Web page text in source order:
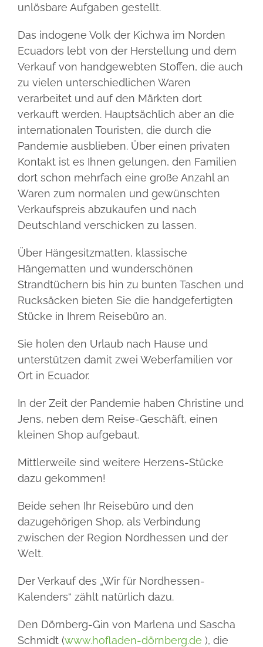
unlösbare Aufgaben gestellt.
Das indogene Volk der Kichwa im Norden
Ecuadors lebt von der Herstellung und dem
Verkauf von handgewebten Stoffen, die auch
zu vielen unterschiedlichen Waren
verarbeitet und auf den Märkten dort
verkauft werden. Hauptsächlich aber an die
internationalen Touristen, die durch die
Pandemie ausblieben. Über einen privaten
Kontakt ist es Ihnen gelungen, den Familien
dort schon mehrfach eine große Anzahl an
Waren zum normalen und gewünschten
Verkaufspreis abzukaufen und nach
Deutschland verschicken zu lassen.
Über Hängesitzmatten, klassische
Hängematten und wunderschönen
Strandtüchern bis hin zu bunten Taschen und
Rucksäcken bieten Sie die handgefertigten
Stücke in Ihrem Reisebüro an.
Sie holen den Urlaub nach Hause und
unterstützen damit zwei Weberfamilien vor
Ort in Ecuador.
In der Zeit der Pandemie haben Christine und
Jens, neben dem Reise-Geschäft, einen
kleinen Shop aufgebaut.
Mittlerweile sind weitere Herzens-Stücke
dazu gekommen!
Beide sehen Ihr Reisebüro und den
dazugehörigen Shop, als Verbindung
zwischen der Region Nordhessen und der
Welt.
Der Verkauf des „Wir für Nordhessen-
Kalenders“ zählt natürlich dazu.
Den Dörnberg-Gin von Marlena und Sascha
Schmidt (www.hofladen-dörnberg.de ), die